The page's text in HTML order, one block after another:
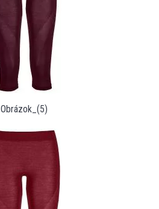
Obrázok_(5)